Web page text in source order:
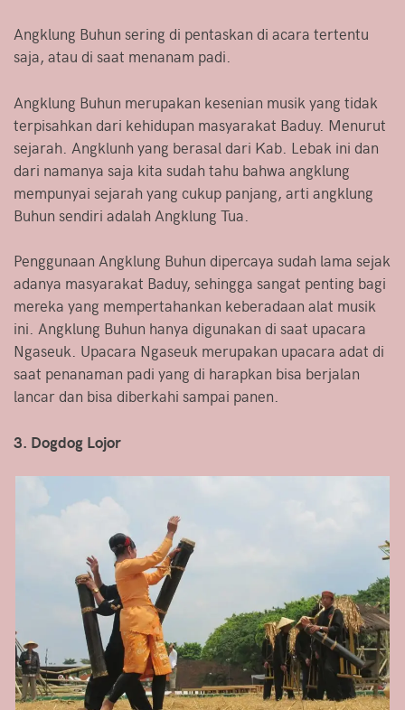
Angklung Buhun sering di pentaskan di acara tertentu
saja, atau di saat menanam padi.
Angklung Buhun merupakan kesenian musik yang tidak
terpisahkan dari kehidupan masyarakat Baduy. Menurut
sejarah. Angklunh yang berasal dari Kab. Lebak ini dan
dari namanya saja kita sudah tahu bahwa angklung
mempunyai sejarah yang cukup panjang, arti angklung
Buhun sendiri adalah Angklung Tua.
Penggunaan Angklung Buhun dipercaya sudah lama sejak
adanya masyarakat Baduy, sehingga sangat penting bagi
mereka yang mempertahankan keberadaan alat musik
ini. Angklung Buhun hanya digunakan di saat upacara
Ngaseuk. Upacara Ngaseuk merupakan upacara adat di
saat penanaman padi yang di harapkan bisa berjalan
lancar dan bisa diberkahi sampai panen.
3. Dogdog Lojor